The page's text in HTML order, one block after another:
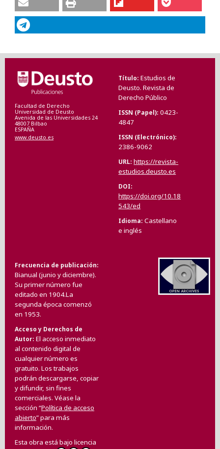
Facultad de Derecho
Universidad de Deusto
Avenida de las Universidades 24
48007 Bilbao
ESPAÑA
www.deusto.es
Título Estudios de
Deusto. Revista de
Derecho Público
ISSN (Papel) 0423-
4847
ISSN (Electrónico)
2386-9062
URL https://revista-
estudios.deusto.es
DOI
https://doi.org/10.18
543/ed
Idioma Castellano
e inglés
Frecuencia de publicación
Bianual (junio y diciembre).
Su primer número fue
editado en 1904.La
segunda época comenzó
en 1953.
Acceso y Derechos de
Autor El acceso inmediato
al contenido digital de
cualquier número es
gratuito. Los trabajos
podrán descargarse, copiar
y difundir, sin fines
comerciales. Véase la
sección “Política de acceso
abierto” para más
información.
Esta obra está bajo licencia